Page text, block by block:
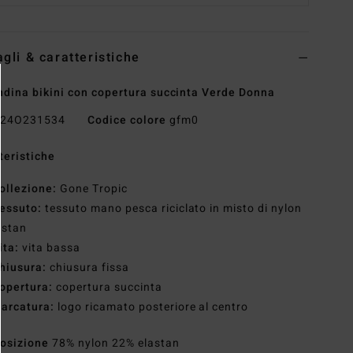
& caratteristiche
bikini con copertura succinta Verde Donna
24O231534 Codice colore gfm0
Collezione: Gone Tropic
Tessuto: tessuto mano pesca riciclato in misto di nylon
Vita: vita bassa
Chiusura: chiusura fissa
Copertura: copertura succinta
Marcatura: logo ricamato posteriore al centro
78% nylon 22% elastan